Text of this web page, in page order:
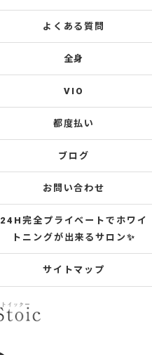
よくある質問
全身
VIO
都度払い
ブログ
お問い合わせ
24H完全プライベートでホワイ
トニングが出来るサロン✨
サイトマップ